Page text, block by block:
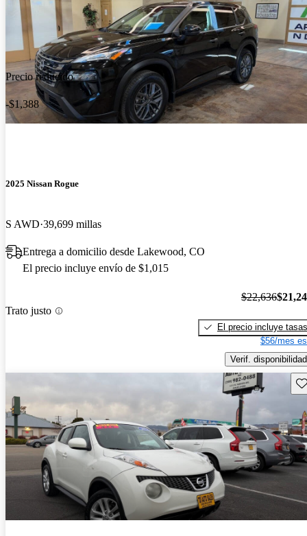
Precio reducido
-$1,388
2025 Nissan Rogue
S AWD 39,699 millas
Entrega a domicilio desde Lakewood, CO
El precio incluye envío de $1,015
Trato justo
$22,636
El precio incluye tasas
$56/mes
Verif. disponibilidad